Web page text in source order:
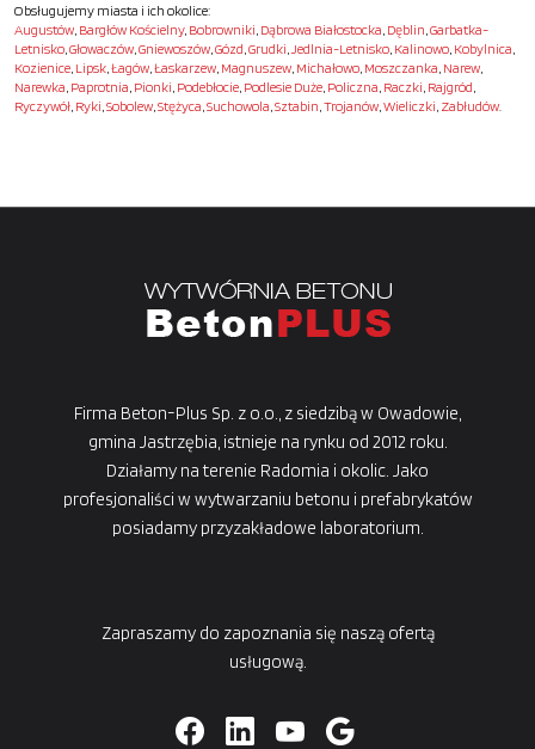
Obsługujemy miasta i ich okolice:
Augustów, Bargłów Kościelny, Bobrowniki, Dąbrowa Białostocka, Dęblin,Garbatka-
Letnisko,Głowaczów,Gniewoszów,Gózd,Grudki,Jedlnia-Letnisko, Kalinowo, Kobylnica,
Kozienice, Lipsk,Łagów,Łaskarzew, Magnuszew, Michałowo, Moszczanka, Narew,
Narewka, Paprotnia, Pionki, Podebłocie, Podlesie Duże, Policzna, Raczki, Rajgród,
Ryczywół, Ryki,Sobolew,Stężyca,Suchowola,Sztabin,Trojanów,Wieliczki, Zabłudów.
Firma Beton-Plus Sp. z o.o., z siedzibą w Owadowie,
gmina Jastrzębia, istnieje na rynku od 2012 roku.
Działamy na terenie Radomia i okolic. Jako
profesjonaliści w wytwarzaniu betonu i prefabrykatów
posiadamy przyzakładowe laboratorium.
Zapraszamy do zapoznania się naszą ofertą
usługową.